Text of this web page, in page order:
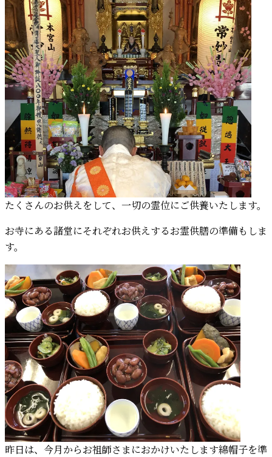
097-521-2585
たくさんのお供えをして、一切の霊位にご供養いたします。
お寺にある諸堂にそれぞれお供えするお霊供膳の準備もしま
す。
昨日は、今月からお祖師さまにおかけいたします綿帽子を準